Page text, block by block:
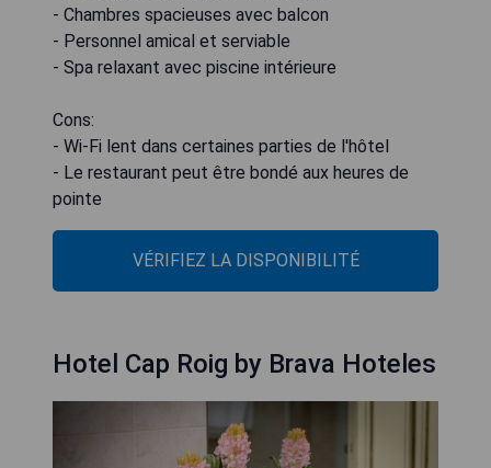
- Chambres spacieuses avec balcon
- Personnel amical et serviable
- Spa relaxant avec piscine intérieure
Cons:
- Wi-Fi lent dans certaines parties de l'hôtel
- Le restaurant peut être bondé aux heures de
pointe
VÉRIFIEZ LA DISPONIBILITÉ
Hotel Cap Roig by Brava Hoteles